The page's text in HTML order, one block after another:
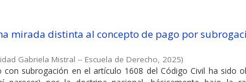
mirada distinta al concepto de pago por
Gabriela Mistral -- Escuela de Derecho, 2025)
subrogación en el artículo 1608 del Código Civil ha sido